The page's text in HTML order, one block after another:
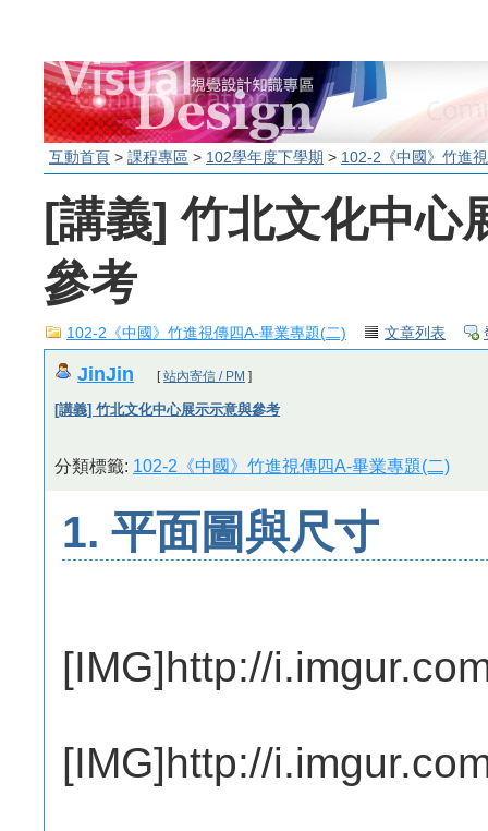
互動首頁 > 課程專區 > 102學年度下學期 > 102-2《中國》竹進
[講義] 竹北文化中心
參考
102-2《中國》竹進視傳四A-畢業專題(二) 文章列表
JinJin [站內寄信 / PM ]
[講義] 竹北文化中心展示示意與參考
分類標籤: 102-2《中國》竹進視傳四A-畢業專題(二)
1. 平面圖與尺寸
[IMG]http://
[IMG]http://